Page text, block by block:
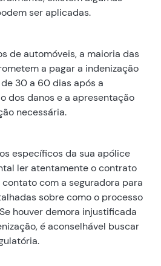
ser aplicadas.
de automóveis, a maioria das
a pagar a indenização
30 a 60 dias após a
dos danos e a apresentação
necessária.
específicos da sua apólice
ler atentamente o contrato
com a seguradora para
sobre como o processo
houver demora injustificada
é aconselhável buscar